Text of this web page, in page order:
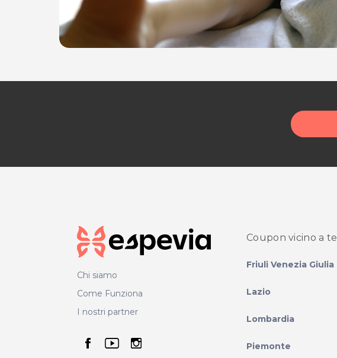
Chi siamo
Come Funziona
I nostri partner
seguici su facebook
seguici su youtube
seguici su instagram
Coupon vicino a te
Friuli Venezia Giulia
Lazio
Lombardia
Piemonte